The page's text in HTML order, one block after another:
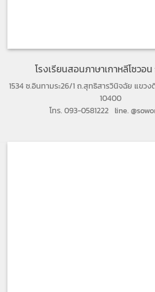
โรงเรียนสอนภาษาเกาหลีโซวอ
1534 ซ.อินทามระ26/1 ถ.สุทธิสารวินิจฉัย แขว
10400
โทร. 093-0581222 line.